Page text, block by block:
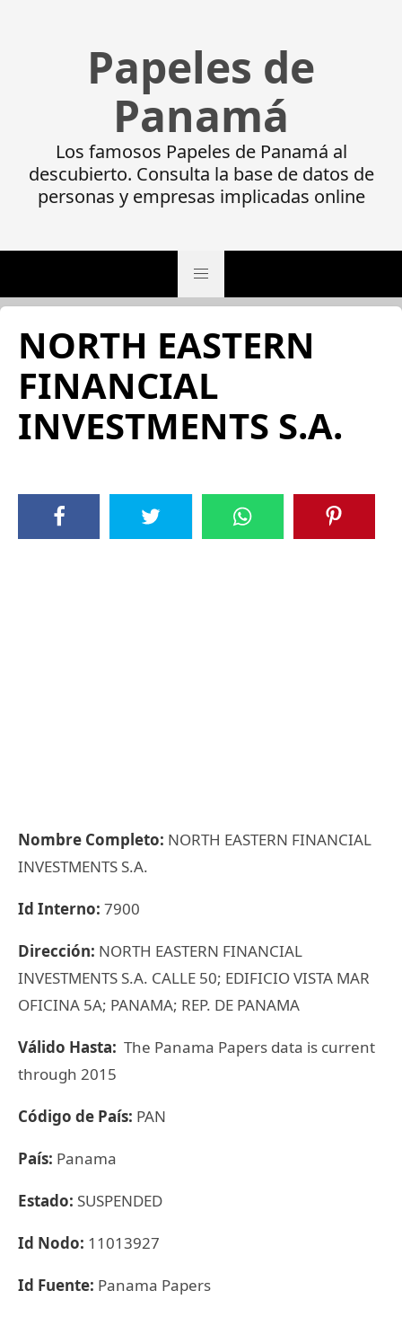
Papeles de
Panamá
Los famosos Papeles de Panamá al
descubierto. Consulta la base de datos de
personas y empresas implicadas online
NORTH EASTERN
FINANCIAL
INVESTMENTS S.A.
Nombre Completo: NORTH EASTERN FINANCIAL
INVESTMENTS S.A.
Id Interno: 7900
Dirección: NORTH EASTERN FINANCIAL
INVESTMENTS S.A. CALLE 50; EDIFICIO VISTA MAR
OFICINA 5A; PANAMA; REP. DE PANAMA
Válido Hasta: The Panama Papers data is current
through 2015
Código de País: PAN
País: Panama
Estado: SUSPENDED
Id Nodo: 11013927
Id Fuente: Panama Papers